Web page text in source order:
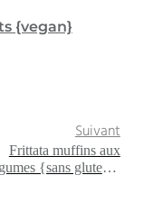
{vegan}
Suivant
Frittata muffins aux
{sans gluten –